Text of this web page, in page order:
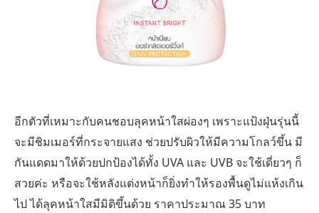
อีกตัวที่เหมาะกับคนชอบลุคหน้าใสผ่องๆ เพราะแป้งฝุ่นรุ่นนี้
จะมีชิมเมอร์ที่กระจายแสง ช่วยปรับผิวให้มีความโกลว์ขึ้น มี
กันแดดมาให้ด้วยปกป้องได้ทั้ง UVA และ UVB จะใช้เดี่ยวๆ ก็
สวยค่ะ หรือจะใช้หลังแต่งหน้าก็ยิ่งทำให้รองพื้นดูไม่แห้งเกิน
ไป ได้ลุคหน้าใสมีมิติขึ้นด้วย ราคาประมาณ 35 บาท